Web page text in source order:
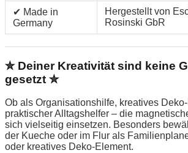
✔ Made in
Germany
Hergestellt von
Rosinski GbR
✮ Deiner Kreativität sind keine
gesetzt ✮
Ob als Organisationshilfe, kreatives
praktischer Alltagshelfer – die
sich vielseitig einsetzen. Besonders
der Kueche oder im Flur als
oder kreatives Deko-Element.